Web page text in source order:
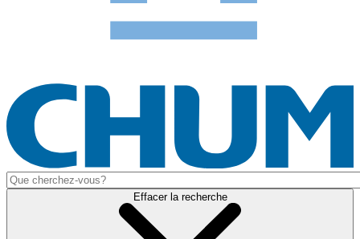
Effacer la recherche